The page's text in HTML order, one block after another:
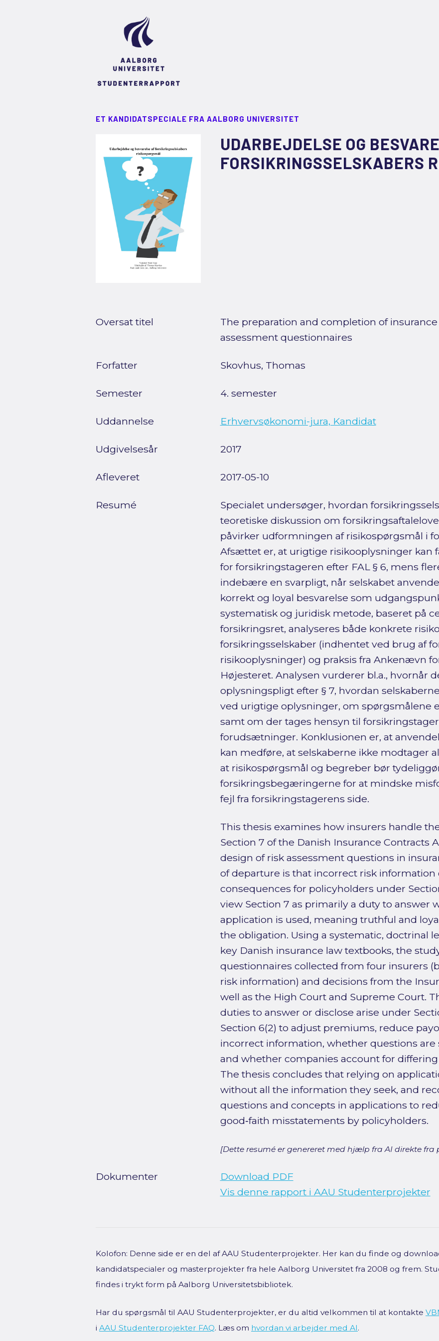
ET KANDIDATSPECIALE FRA AALBORG UNIVERSITET
UDARBEJDELSE OG
FORSIKRINGSSELSKABERS
Oversat titel
The preparation and completion of
assessment questionnaires
Forfatter Skovhus, Thomas
Semester 4. semester
Uddannelse Erhvervsøkonomi-jura, Kandidat
Udgivelsesår 2017
Afleveret 2017-05-10
Resumé
Specialet undersøger, hvordan
teoretiske diskussion om
påvirker udformningen af risikospørgsmål i
Afsættet er, at urigtige risikooplysninger kan
for forsikringstageren efter FAL § 6, mens
indebære en svarpligt, når selskabet
korrekt og loyal besvarelse som
systematisk og juridisk metode, baseret på
forsikringsret, analyseres både konkrete
forsikringsselskaber (indhentet ved brug af
risikooplysninger) og praksis fra Ankenævn
Højesteret. Analysen vurderer bl.a., hvornår
oplysningspligt efter § 7, hvordan
ved urigtige oplysninger, om spørgsmålene
samt om der tages hensyn til
forudsætninger. Konklusionen er, at
kan medføre, at selskaberne ikke modtager
at risikospørgsmål og begreber bør
forsikringsbegæringerne for at mindske
fejl fra forsikringstagerens side.
This thesis examines how insurers handle
Section 7 of the Danish Insurance Contracts
design of risk assessment questions in
of departure is that incorrect risk information
consequences for policyholders under
view Section 7 as primarily a duty to answer
application is used, meaning truthful and
the obligation. Using a systematic, doctrinal
key Danish insurance law textbooks, the
questionnaires collected from four insurers
risk information) and decisions from the
well as the High Court and Supreme Court.
duties to answer or disclose arise under
Section 6(2) to adjust premiums, reduce
incorrect information, whether questions
and whether companies account for
The thesis concludes that relying on
without all the information they seek, and
questions and concepts in applications to
good‑faith misstatements by policyholders.
[Dette resumé er genereret med hjælp fra AI direkte fra
Dokumenter
Download PDF
Vis denne rapport i AAU Studenterprojekter
Kolofon: Denne side er en del af AAU Studenterprojekter. Her kan du finde og
kandidatspecialer og masterprojekter fra hele Aalborg Universitet fra 2008 og frem.
findes i trykt form på Aalborg Universitetsbibliotek.
Har du spørgsmål til AAU Studenterprojekter, er du altid velkommen til at kontakte
i AAU Studenterprojekter FAQ. Læs om hvordan vi arbejder med AI.